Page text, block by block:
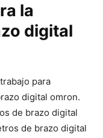
la
digital
para
digital omron.
de brazo digital
de brazo digital